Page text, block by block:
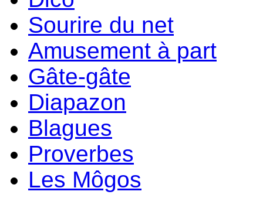
Sourire du net
Amusement à part
Gâte-gâte
Diapazon
Blagues
Proverbes
Les Môgos